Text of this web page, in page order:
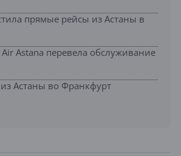
прямые рейсы из Астаны в
Astana перевела обслуживание
из Астаны во Франкфурт